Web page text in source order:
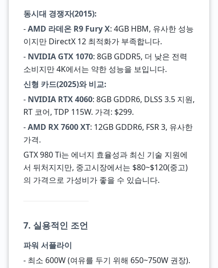
동시대 경쟁자(2015):
-AMD 라데온 R9 Fury X: 4GB HBM, 유사한 성능
이지만 DirectX 12 최적화가 부족합니다.
- NVIDIA GTX 1070: 8GB GDDR5, 더 낮은 전력
소비지만 4K에서는 약한 성능을 보입니다.
신형 카드(2025)와 비교:
- NVIDIA RTX 4060: 8GB GDDR6, DLSS 3.5 지원,
RT 코어, TDP 115W. 가격: $299.
-AMD RX 7600 XT: 12GB GDDR6, FSR 3, 유사한
가격.
GTX 980 Ti는 에너지 효율성과 최신 기술 지원에
서 뒤처지지만, 중고시장에서는 $80~$120(중고)
의 가격으로 가성비가 좋을 수 있습니다.
7. 실용적인 조언
파워 서플라이
- 최소 600W (여유를 두기 위해 650~750W 권장).